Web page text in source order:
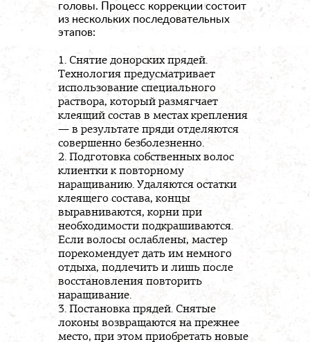
головы. Процесс коррекции состоит
из нескольких последовательных
этапов:
Снятие донорских прядей.
Технология предусматривает
использование специального
раствора, который размягчает
клеящий состав в местах крепления
— в результате пряди отделяются
совершенно безболезненно.
Подготовка собственных волос
клиентки к повторному
наращиванию. Удаляются остатки
клеящего состава, концы
выравниваются, корни при
необходимости подкрашиваются.
Если волосы ослаблены, мастер
порекомендует дать им немного
отдыха, подлечить и лишь после
восстановления повторить
наращивание.
Постановка прядей. Снятые
локоны возвращаются на прежнее
место, при этом приобретать новые